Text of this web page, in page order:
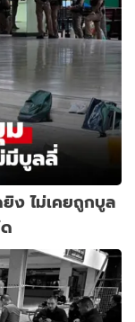
ง ไม่เคยถูกบูล